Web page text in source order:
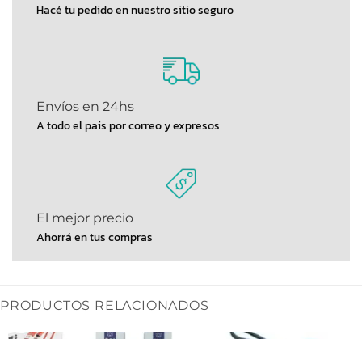
Hacé tu pedido en nuestro sitio seguro
Envíos en 24hs
A todo el pais por correo y expresos
El mejor precio
Ahorrá en tus compras
PRODUCTOS RELACIONADOS